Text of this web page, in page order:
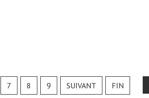
7 8 9 SUIVANT FIN